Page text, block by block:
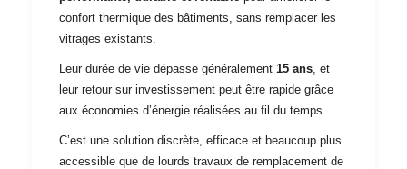
confort thermique des bâtiments, sans remplacer les
vitrages existants.
Leur durée de vie dépasse généralement 15 ans , et
leur retour sur investissement peut être rapide grâce
aux économies d’énergie réalisées au fil du temps.
C’est une solution discrète, efficace et beaucoup plus
accessible que de lourds travaux de remplacement de